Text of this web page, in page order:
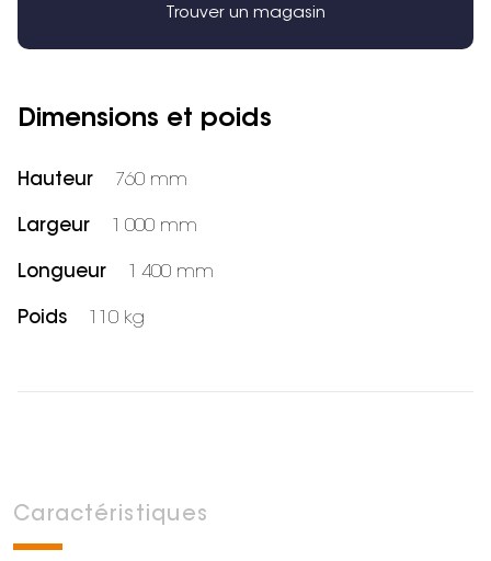
Trouver un magasin
Dimensions et poids
Hauteur 760 mm
Largeur 1 000 mm
Longueur 1 400 mm
Poids 110 kg
Caractéristiques